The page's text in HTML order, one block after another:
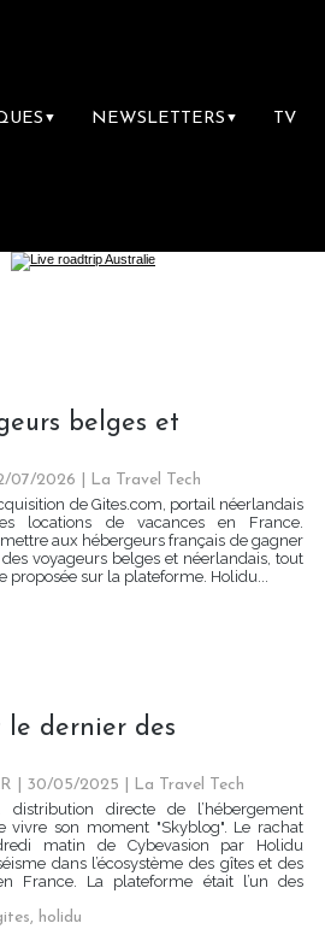
▼ NEWSLETTERS ▼ TV
belges et
07/2026
La Travel Tech
de Gites.com, portail néerlandais
locations de vacances en France.
aux hébergeurs français de gagner
voyageurs belges et néerlandais, tout
proposée sur la plateforme. Holidu...
le dernier des
| 30/05/2025
La Travel Tech
directe de l’hébergement
vivre son moment "Skyblog". Le rachat
matin de Cybevasion par Holidu
dans l’écosystème des gîtes et des
France. La plateforme était l’un des
, holidu